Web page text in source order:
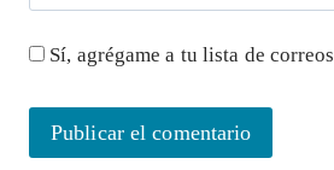
Sí, agrégame a tu lista de correos